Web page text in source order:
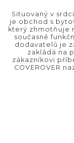
Situovaný v
je obchod s
který zhmotňuje
současně
dodavatelů je
zakládá na
zákazníkovi
COVEROVER